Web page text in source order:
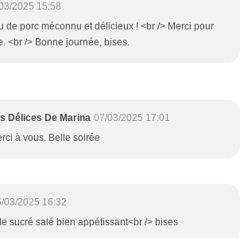
2025 15:58
de porc méconnu et délicieux ! <br /> Merci pour
<br /> Bonne journée, bises.
Délices De Marina 07/03/2025 17:01
à vous. Belle soirée
03/2025 16:32
sucré salé bien appétissant<br /> bises